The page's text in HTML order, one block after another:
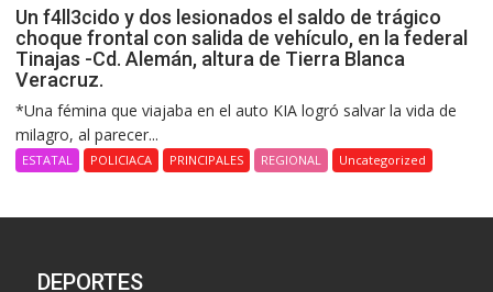
Un f4ll3cido y dos lesionados el saldo de trágico
choque frontal con salida de vehículo, en la federal
Tinajas -Cd. Alemán, altura de Tierra Blanca
Veracruz.
*Una fémina que viajaba en el auto KIA logró salvar la vida de
milagro, al parecer...
ESTATAL POLICIACA PRINCIPALES REGIONAL Uncategorized
DEPORTES